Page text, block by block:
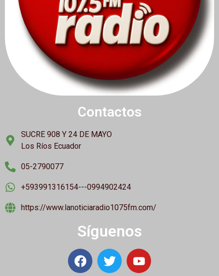
Contactos
SUCRE 908 Y 24 DE MAYO
Los Ríos Ecuador
05-2790077
+593991316154---0994902424
https://www.lanoticiaradio1075fm.com/
Síguenos